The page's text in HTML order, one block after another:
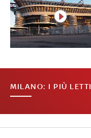
MILANO: I PIÙ LETTI